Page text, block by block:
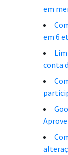
em
em 6
conta